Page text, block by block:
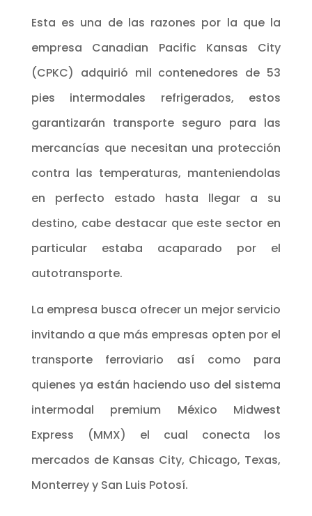
Esta es una de las razones por la que la
empresa Canadian Pacific Kansas City
(CPKC) adquirió mil contenedores de 53
pies intermodales refrigerados, estos
garantizarán transporte seguro para las
mercancías que necesitan una protección
contra las temperaturas, manteniendolas
en perfecto estado hasta llegar a su
destino, cabe destacar que este sector en
particular estaba acaparado por el
autotransporte.
La empresa busca ofrecer un mejor servicio
invitando a que más empresas opten por el
transporte ferroviario así como para
quienes ya están haciendo uso del sistema
intermodal premium México Midwest
Express (MMX) el cual conecta los
mercados de Kansas City, Chicago, Texas,
Monterrey y San Luis Potosí.